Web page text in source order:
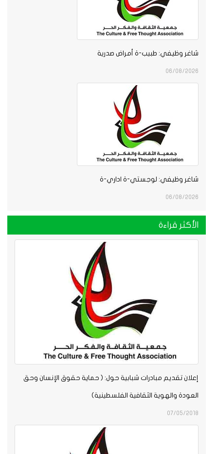
شاغر وظيفي: طبيب-ة أمراض صدرية
06/08/2026
شاغر وظيفي: لوجستي-ة اداري-ة
06/08/2026
الأكثر قراءة
إعلان تقديم مبادرات شبابية حول: ( حماية حقوق الإنسان وحق
العودة والهوية الثقافية الفلسطينية)
07/05/2018